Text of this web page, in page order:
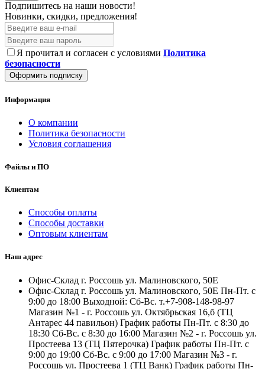
Подпишитесь на наши новости!
Новинки, скидки, предложения!
Я прочитал и согласен с условиями Политика
безопасности
Оформить подписку
Информация
О компании
Политика безопасности
Условия соглашения
Файлы и ПО
Клиентам
Способы оплаты
Способы доставки
Оптовым клиентам
Наш адрес
Офис-Склад г. Россошь ул. Малиновского, 50Е
Офис-Склад г. Россошь ул. Малиновского, 50Е Пн-Пт. с
9:00 до 18:00 Выходной: Сб-Вс. т.+7-908-148-98-97
Магазин №1 - г. Россошь ул. Октябрьская 16,б (ТЦ
Антарес 44 павильон) График работы Пн-Пт. с 8:30 до
18:30 Сб-Вс. с 8:30 до 16:00 Магазин №2 - г. Россошь ул.
Простеева 13 (ТЦ Пятерочка) График работы Пн-Пт. с
9:00 до 19:00 Сб-Вс. с 9:00 до 17:00 Магазин №3 - г.
Россошь ул. Простеева 1 (ТЦ Ванк) График работы Пн-